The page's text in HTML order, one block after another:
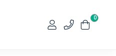
0